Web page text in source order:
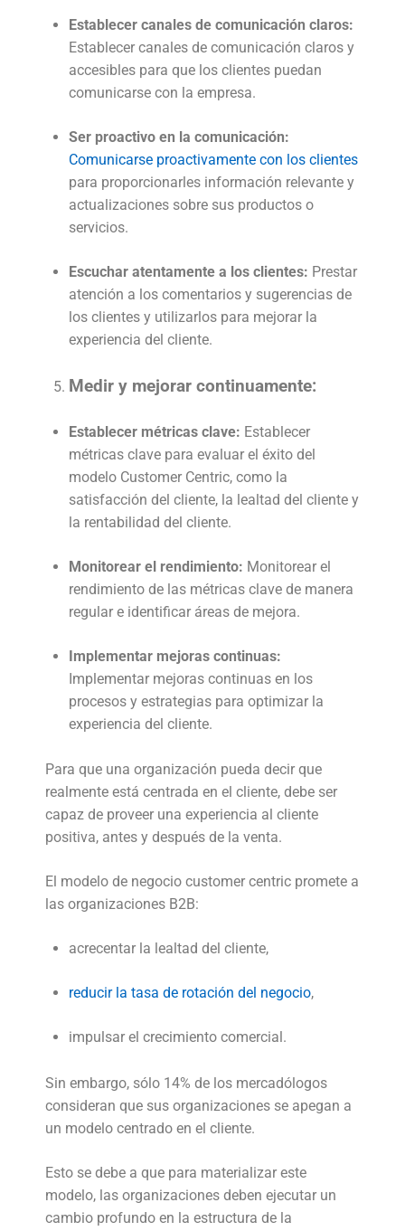
Establecer canales de comunicación claros:
Establecer canales de comunicación claros y
accesibles para que los clientes puedan
comunicarse con la empresa.
Ser proactivo en la comunicación:
Comunicarse proactivamente con los clientes
para proporcionarles información relevante y
actualizaciones sobre sus productos o
servicios.
Escuchar atentamente a los clientes: Prestar
atención a los comentarios y sugerencias de
los clientes y utilizarlos para mejorar la
experiencia del cliente.
Medir y mejorar continuamente:
Establecer métricas clave: Establecer
métricas clave para evaluar el éxito del
modelo Customer Centric, como la
satisfacción del cliente, la lealtad del cliente y
la rentabilidad del cliente.
Monitorear el rendimiento: Monitorear el
rendimiento de las métricas clave de manera
regular e identificar áreas de mejora.
Implementar mejoras continuas:
Implementar mejoras continuas en los
procesos y estrategias para optimizar la
experiencia del cliente.
Para que una organización pueda decir que
realmente está centrada en el cliente, debe ser
capaz de proveer una experiencia al cliente
positiva, antes y después de la venta.
El modelo de negocio customer centric promete a
las organizaciones B2B:
acrecentar la lealtad del cliente,
reducir la tasa de rotación del negocio,
impulsar el crecimiento comercial.
Sin embargo, sólo 14% de los mercadólogos
consideran que sus organizaciones se apegan a
un modelo centrado en el cliente.
Esto se debe a que para materializar este
modelo, las organizaciones deben ejecutar un
cambio profundo en la estructura de la